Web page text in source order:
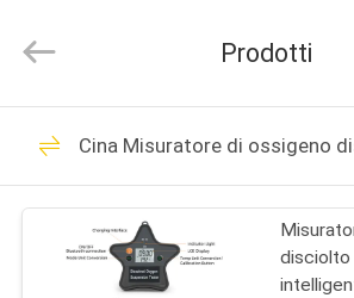
CASA
PRODOTTI
Technology
Rights
PHmetro di
Bluetooth
Prodotti
Cina Misuratore di ossigeno
disciolto